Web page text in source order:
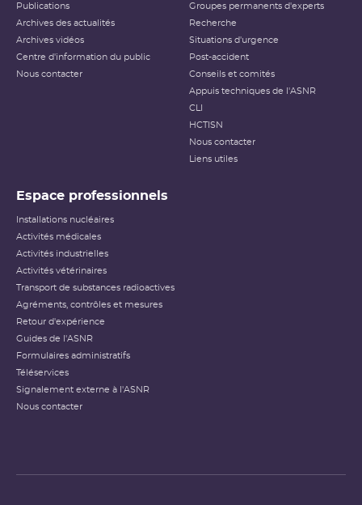
Publications
Archives des actualités
Archives vidéos
Centre d'information du public
Nous contacter
Groupes permanents d'experts
Recherche
Situations d'urgence
Post-accident
Conseils et comités
Appuis techniques de l'ASNR
CLI
HCTISN
Nous contacter
Liens utiles
Espace professionnels
Installations nucléaires
Activités médicales
Activités industrielles
Activités vétérinaires
Transport de substances radioactives
Agréments, contrôles et mesures
Retour d'expérience
Guides de l'ASNR
Formulaires administratifs
Téléservices
Signalement externe à l'ASNR
Nous contacter